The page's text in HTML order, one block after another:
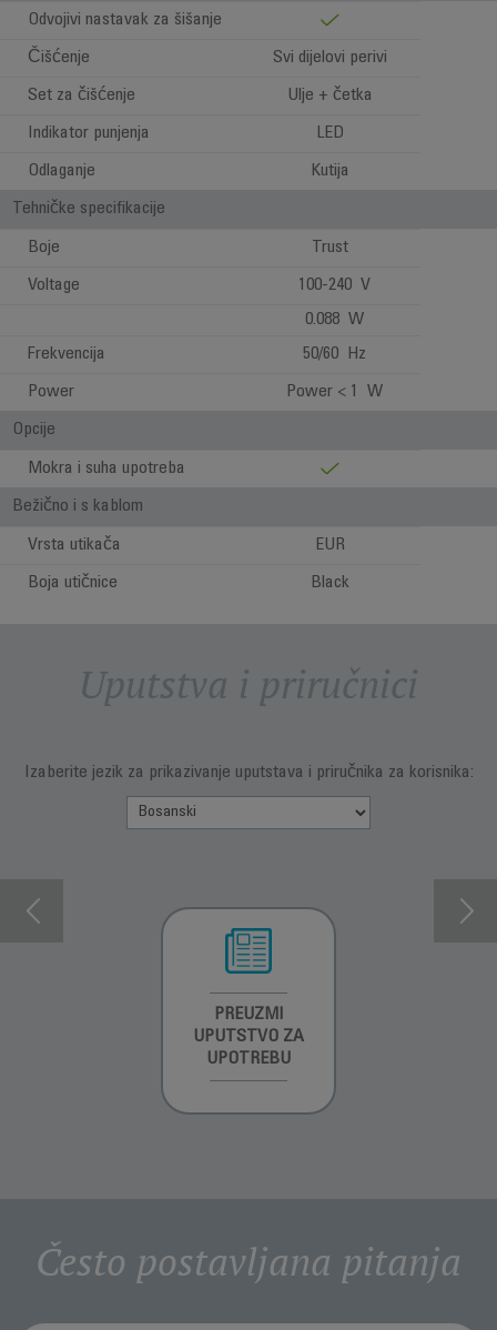
Odvojivi nastavak za šišanje
Čišćenje Svi dijelovi perivi
Set za čišćenje Ulje + četka
Indikator punjenja LED
Odlaganje Kutija
Tehničke specifikacije
Boje Trust
Voltage
100-240 V
0.088 W
Frekvencija
50/60 Hz
Power Power < 1 W
Opcije
Mokra i suha upotreba
Bežično i s kablom
Vrsta utikača EUR
Boja utičnice Black
Uputstva i priručnici
Izaberite jezik za prikazivanje uputstava i priručnika za korisnika:
PREUZMI
UPUTSTVO ZA
UPOTREBU
Često postavljana pitanja